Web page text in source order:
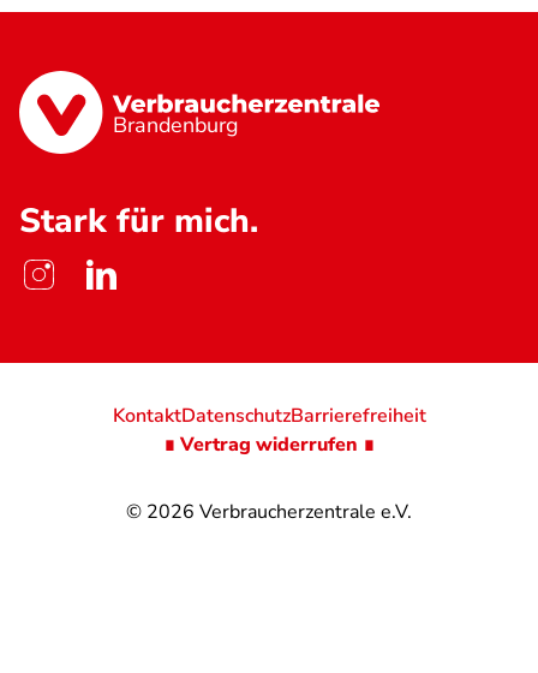
Brandenburg
Stark für mich.
© 2026 Verbraucherzentrale e.V.
KontaktDatenschutzBarrierefreiheit
∎ Vertrag widerrufen ∎